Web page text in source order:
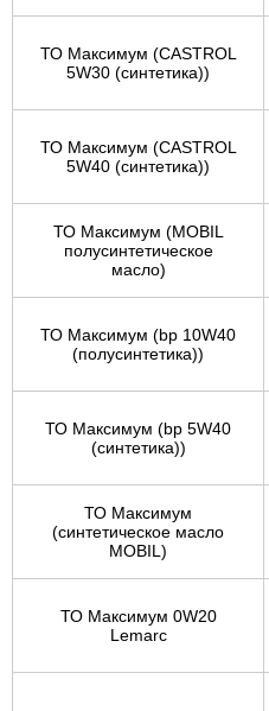
ТО Максимум (CASTROL
5W30 (синтетика))
ТО Максимум (CASTROL
5W40 (синтетика))
ТО Максимум (MOBIL
полуcинтетическое
масло)
ТО Максимум (bp 10W40
(полусинтетика))
ТО Максимум (bp 5W40
(синтетика))
ТО Максимум
(cинтетическое масло
MOBIL)
ТО Максимум 0W20
Lemarc